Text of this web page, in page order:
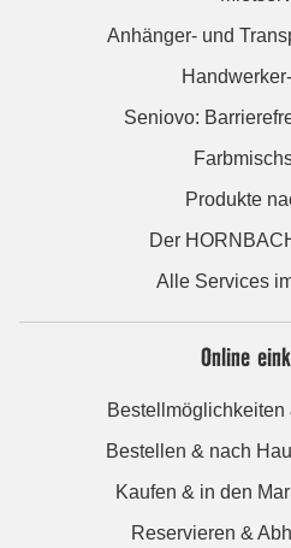
Anhänger- und
Seniovo:
Produkte
Der
Alle Services
Online
Bestellmöglichkeiten
Bestellen & nach
Kaufen & in den
Reservieren &